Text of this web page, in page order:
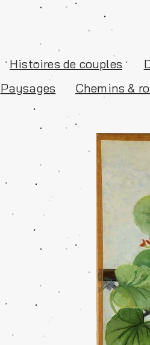
Histoires de couples
Paysages
Chemins &